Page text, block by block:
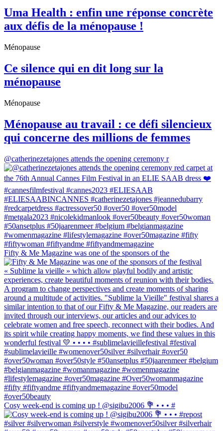
Uma Health : enfin une réponse concrète
aux défis de la ménopause !
Ménopause
Ce silence qui en dit long sur la
ménopause
Ménopause
Ménopause au travail : ce défi silencieux
qui concerne des millions de femmes
@catherinezetajones attends the opening ceremony r
Fifty & Me Magazine was one of the sponsors of the
Cosy week-end is coming up ! @sigibu2006 💐 • • • #